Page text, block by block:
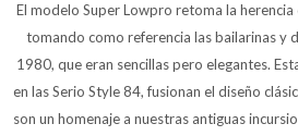
El modelo Super Lowpro retoma la herencia
tomando como referencia las bailarinas y
1980, que eran sencillas pero elegantes.
en las Serio Style 84, fusionan el diseño
son un homenaje a nuestras antiguas